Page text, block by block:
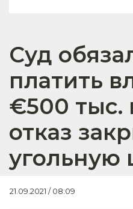
Суд
платить
€500 тыс.
отказ
угольную
21.09.2021 / 08:09